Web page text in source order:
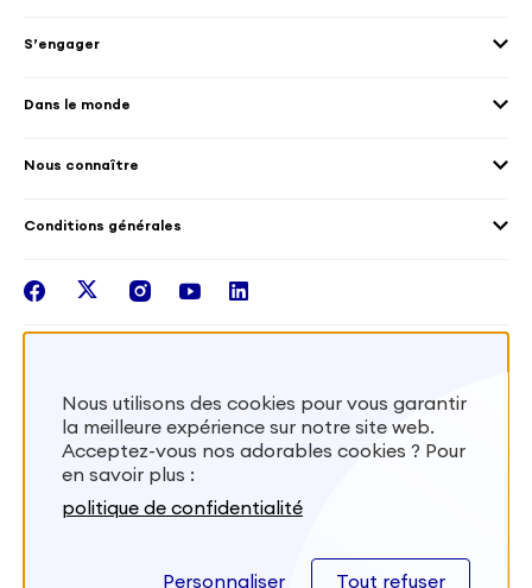
Mobilités croisées
Santé
Accueillir des volontaires
S’engager
Les différents dispositifs de volontariat
Dans le monde
Nous connaître
Les missions de France Volontaires
Intégrer nos équipes
Conditions générales
facebook
twitterinstagram
youtubelinkedin
S'inscrire
Besoin d’aide? Visitez notre foire aux
Nous utilisons des cookies pour vous garantir
la meilleure expérience sur notre site web.
Acceptez-vous nos adorables cookies ? Pour
en savoir plus :
politique de confidentialité
Personnaliser Tout refuser